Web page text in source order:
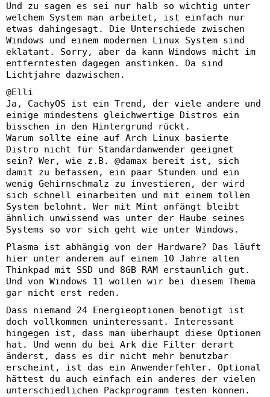
Und zu sagen es sei nur halb so wichtig unter
welchem System man arbeitet, ist einfach nur
etwas dahingesagt. Die Unterschiede zwischen
Windows und einem modernen Linux System sind
eklatant. Sorry, aber da kann Windows micht im
entferntesten dagegen anstinken. Da sind
Lichtjahre dazwischen.
@Elli
Ja, CachyOS ist ein Trend, der viele andere und
einige mindestens gleichwertige Distros ein
bisschen in den Hintergrund rückt.
Warum sollte eine auf Arch Linux basierte
Distro nicht für Standardanwender geeignet
sein? Wer, wie z.B. @damax bereit ist, sich
damit zu befassen, ein paar Stunden und ein
wenig Gehirnschmalz zu investieren, der wird
sich schnell einarbeiten und mit einem tollen
System belohnt. Wer mit Mint anfängt bleibt
ähnlich unwissend was unter der Haube seines
Systems so vor sich geht wie unter Windows.
Plasma ist abhängig von der Hardware? Das läuft
hier unter anderem auf einem 10 Jahre alten
Thinkpad mit SSD und 8GB RAM erstaunlich gut.
Und von Windows 11 wollen wir bei diesem Thema
gar nicht erst reden.
Dass niemand 24 Energieoptionen benötigt ist
doch vollkommen uninteressant. Interessant
hingegen ist, dass man überhaupt diese Optionen
hat. Und wenn du bei Ark die Filter derart
änderst, dass es dir nicht mehr benutzbar
erscheint, ist das ein Anwenderfehler. Optional
hättest du auch einfach ein anderes der vielen
unterschiedlichen Packprogramm testen können.